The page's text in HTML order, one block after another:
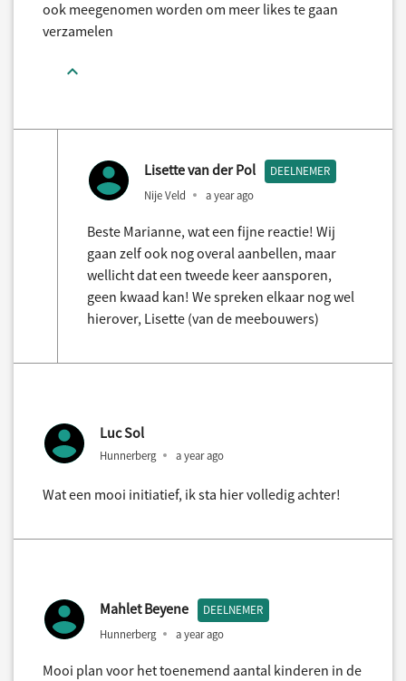
ook meegenomen worden om meer likes te gaan
verzamelen
Lisette van der Pol DEELNEMER
Nije Veld a year ago
Beste Marianne, wat een fijne reactie! Wij
gaan zelf ook nog overal aanbellen, maar
wellicht dat een tweede keer aansporen,
geen kwaad kan! We spreken elkaar nog wel
hierover, Lisette (van de meebouwers)
Luc Sol
Hunnerberg a year ago
Wat een mooi initiatief, ik sta hier volledig achter!
Mahlet Beyene DEELNEMER
Hunnerberg a year ago
Mooi plan voor het toenemend aantal kinderen in de